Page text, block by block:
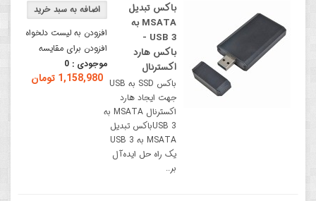
افزودن به لیست دلخواه
افزودن برای مقایسه
موجودی : 0
1,158,980 تومان
باکس تبدیل
MSATA به
USB 3 -
باکس هارد
اکسترنال
باکس SSD به USB
جهت ایجاد هارد
اکسترنال MSATA به
USB 3باکس تبدیل
MSATA به USB 3
یک راه حل ایده‌آل
بر..